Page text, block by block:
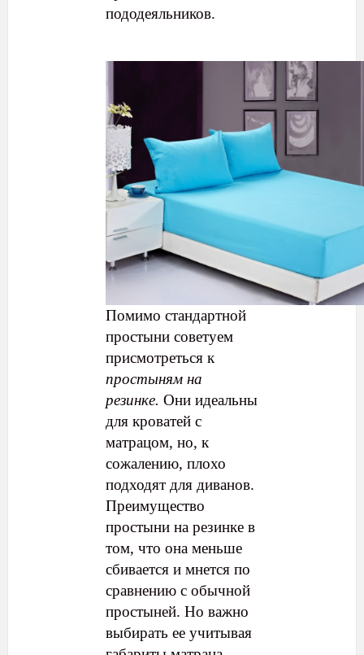
пододеяльников.
Помимо стандартной
простыни советуем
присмотреться к
простыням на
резинке. Они идеальны
для кроватей с
матрацом, но, к
сожалению, плохо
подходят для диванов.
Преимущество
простыни на резинке в
том, что она меньше
сбивается и мнется по
сравнению с обычной
простыней. Но важно
выбирать ее учитывая